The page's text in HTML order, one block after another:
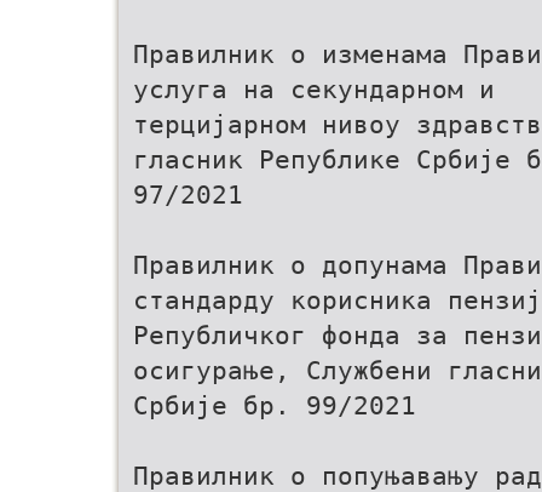
Правилник о изменама
услуга на секундарном и
терцијарном нивоу
гласник Републике Србије
97/2021
Правилник о допунама
стандарду корисника
Републичког фонда за
осигурање, Службени
Србије бр. 99/2021
Правилник о попуњавању